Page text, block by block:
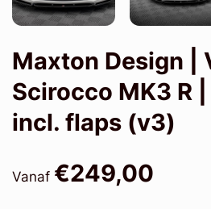
Maxton Design |
Scirocco MK3 R
incl. flaps (v3)
Vanaf €249,00